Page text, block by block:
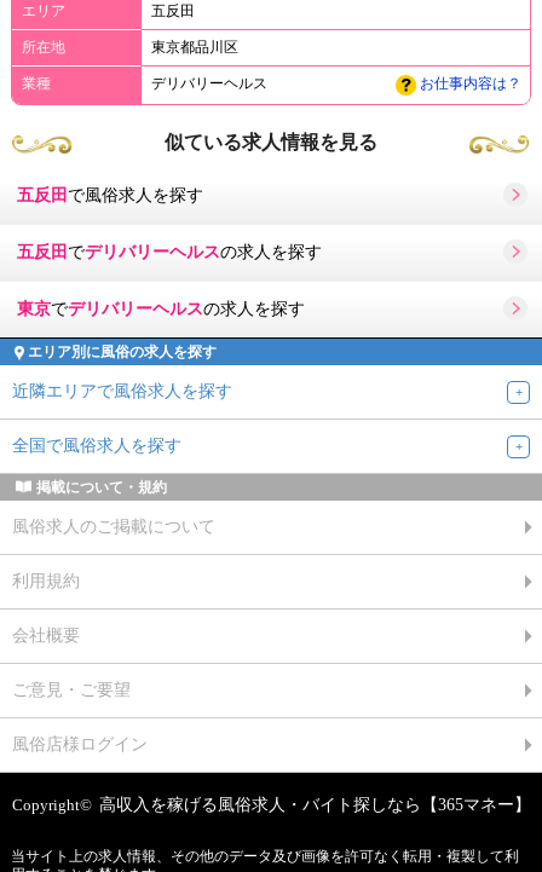
エリア 五反田
所在地 東京都品川区
業種 デリバリーヘルス お仕事内容は？
似ている求人情報を見る
五反田 で風俗求人を探す
五反田 でデリバリーヘルスの求人を探す
東京でデリバリーヘルスの求人を探す
エリア別に風俗の求人を探す
近隣エリアで風俗求人を探す
全国で風俗求人を探す
掲載について・規約
風俗求人のご掲載について
利用規約
会社概要
ご意見・ご要望
風俗店様ログイン
Copyright© 高収入を稼げる風俗求人・バイト探しなら【365マネー】
当サイト上の求人情報、その他のデータ及び画像を許可なく転用・複製して利